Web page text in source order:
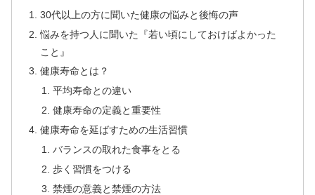
30代以上の方に聞いた健康の悩みと後悔の声
悩みを持つ人に聞いた『若い頃にしておけばよかった
こと』
健康寿命とは？
平均寿命との違い
健康寿命の定義と重要性
健康寿命を延ばすための生活習慣
バランスの取れた食事をとる
歩く習慣をつける
禁煙の意義と禁煙の方法